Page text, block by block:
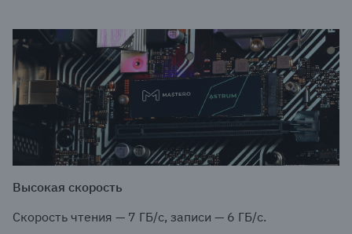
Высокая скорость
Скорость чтения — 7 ГБ/с, записи — 6 ГБ/с.